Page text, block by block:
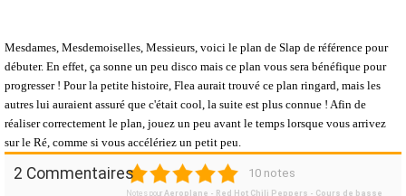
Mesdames, Mesdemoiselles, Messieurs, voici le plan de Slap de référence pour
débuter. En effet, ça sonne un peu disco mais ce plan vous sera bénéfique pour
progresser ! Pour la petite histoire, Flea aurait trouvé ce plan ringard, mais les
autres lui auraient assuré que c'était cool, la suite est plus connue ! Afin de
réaliser correctement le plan, jouez un peu avant le temps lorsque vous arrivez
sur le Ré, comme si vous accélériez un petit peu.
2 Commentaires
1 2 3 4 5 10 notes
Notes pour Aeroplane - Red Hot Chili Peppers - Cours de basse